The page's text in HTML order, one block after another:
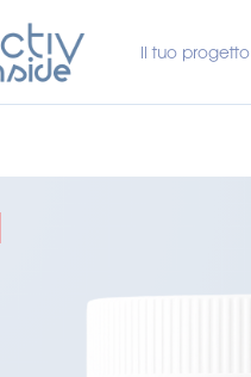
Il tuo progetto